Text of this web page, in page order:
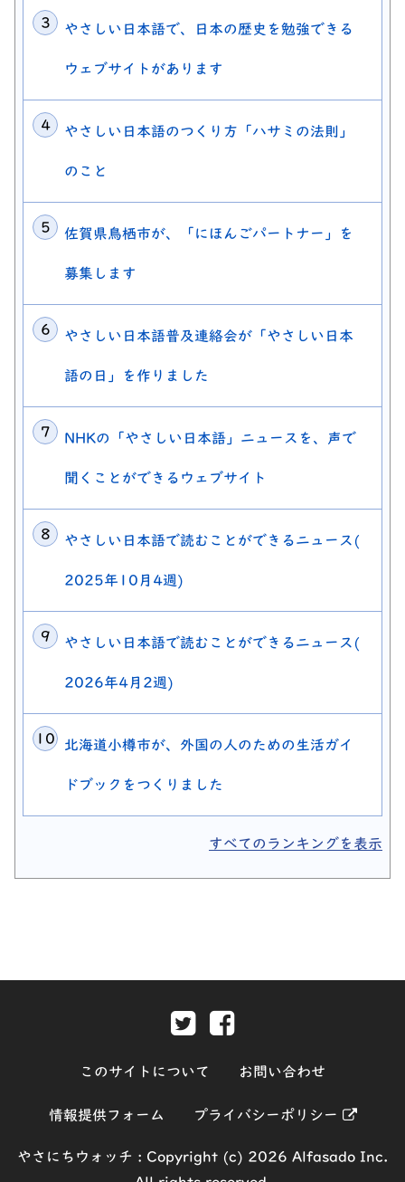
やさしい日本語で、日本の歴史を勉強できる
ウェブサイトがあります
やさしい日本語のつくり方「ハサミの法則」
のこと
佐賀県鳥栖市が、「にほんごパートナー」を
募集します
やさしい日本語普及連絡会が「やさしい日本
語の日」を作りました
NHKの「やさしい日本語」ニュースを、声で
聞くことができるウェブサイト
やさしい日本語で読むことができるニュース(
2025年10月4週)
やさしい日本語で読むことができるニュース(
2026年4月2週)
北海道小樽市が、外国の人のための生活ガイ
ドブックをつくりました
すべてのランキングを表示
Twitter-別ウィンドウで開きま
このサイトについて お問い合わせ
情報提供フォーム プライバシーポリシー 別ウィ
やさにちウォッチ : Copyright (c) 2026 Alfasado Inc.